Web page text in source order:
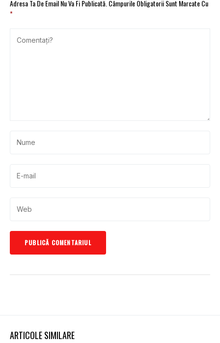
Adresa Ta De Email Nu Va Fi Publicată. Câmpurile Obligatorii Sunt Marcate Cu
*
ARTICOLE SIMILARE